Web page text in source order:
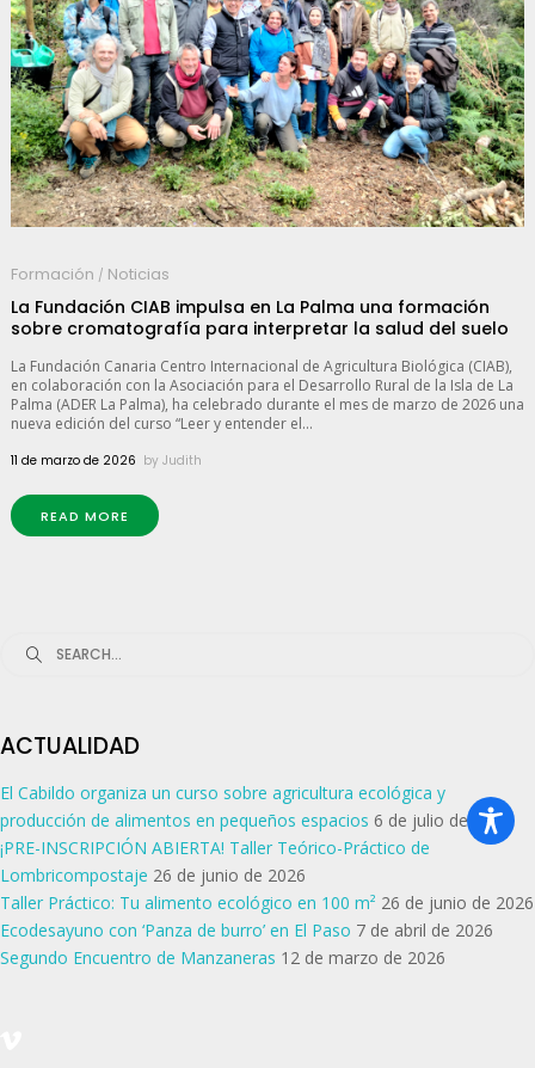
Formación / Noticias
La Fundación CIAB impulsa en La Palma una formación
sobre cromatografía para interpretar la salud del suelo
La Fundación Canaria Centro Internacional de Agricultura Biológica (CIAB),
en colaboración con la Asociación para el Desarrollo Rural de la Isla de La
Palma (ADER La Palma), ha celebrado durante el mes de marzo de 2026 una
nueva edición del curso “Leer y entender el...
11 de marzo de 2026 by Judith
READ MORE
Search
ACTUALIDAD
El Cabildo organiza un curso sobre agricultura ecológica y
producción de alimentos en pequeños espacios 6 de julio de 2026
¡PRE-INSCRIPCIÓN ABIERTA! Taller Teórico-Práctico de
Lombricompostaje 26 de junio de 2026
Taller Práctico: Tu alimento ecológico en 100 m² 26 de junio de 2026
Ecodesayuno con ‘Panza de burro’ en El Paso 7 de abril de 2026
Segundo Encuentro de Manzaneras 12 de marzo de 2026